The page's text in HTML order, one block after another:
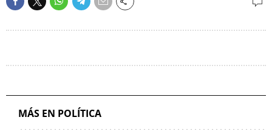
MÁS EN POLÍTICA